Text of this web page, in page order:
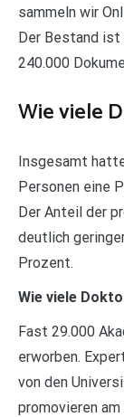
sammeln wir
Der Bestand ist
240.000
Wie viele
Insgesamt
Personen eine
Der Anteil der
deutlich
Prozent.
Wie viele
Fast 29.000
erworben.
von den
promovieren